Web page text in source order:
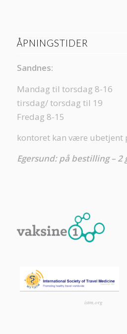
ÅPNINGSTIDER
Sandnes:
Mandag til torsdag 8-16
tirsdag/ torsdag til 19
Fredag 8-15
kontoret kan være ubetjent
Egersund: på bestilling – 2
istm.org